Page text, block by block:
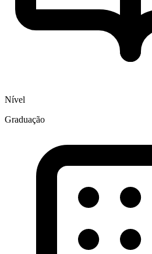
Nível
Graduação